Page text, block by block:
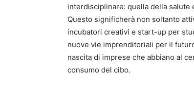
interdisciplinare: quella della salute
Questo significherà non soltanto
incubatori creativi e start-up per
nuove vie imprenditoriali per il
nascita di imprese che abbiano al
consumo del cibo.